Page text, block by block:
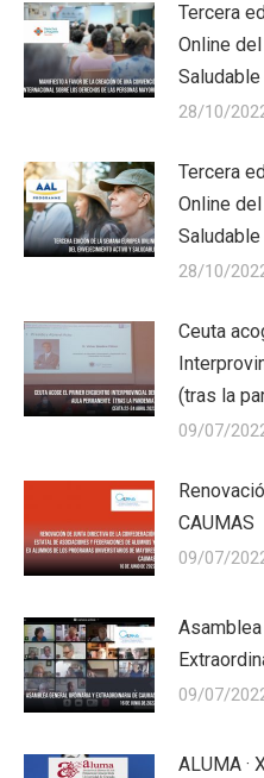
Tercera
Online
Saludable
28/10/
Tercera
Online
Saludable
28/10/
Ceuta
(tras la
09/07/
CAUMAS
09/07/
09/07/
ALUMA ·